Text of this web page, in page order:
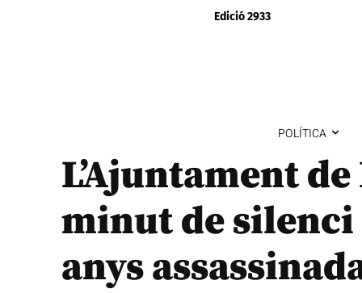
Edició 2933
POLÍTICA
L’Ajuntament
minut de silenci
anys